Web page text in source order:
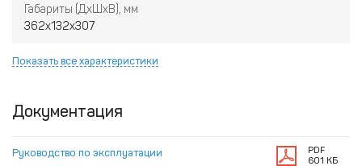
Габариты (ДхШхВ), мм
362х132х307
Показать все характеристики
Документация
Руководство по эксплуатации
PDF
601 КБ